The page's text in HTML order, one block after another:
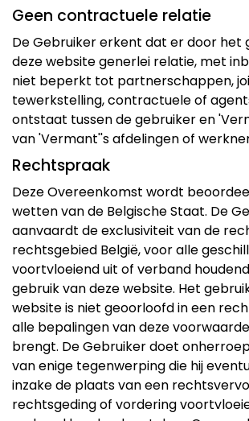
Geen contractuele relatie
De Gebruiker erkent dat er door het
deze website generlei relatie, met
niet beperkt tot partnerschappen,
tewerkstelling, contractuele of
ontstaat tussen de gebruiker en
van 'Vermant''s afdelingen of
Rechtspraak
Deze Overeenkomst wordt
wetten van de Belgische Staat. De
aanvaardt de exclusiviteit van de
rechtsgebied België, voor alle
voortvloeiend uit of verband
gebruik van deze website. Het
website is niet geoorloofd in een
alle bepalingen van deze
brengt. De Gebruiker doet
van enige tegenwerping die hij
inzake de plaats van een
rechtsgeding of vordering